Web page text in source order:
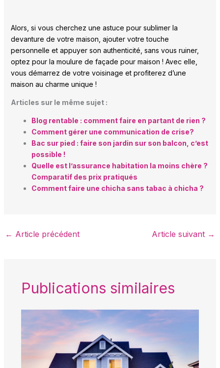
Alors, si vous cherchez une astuce pour sublimer la
devanture de votre maison, ajouter votre touche
personnelle et appuyer son authenticité, sans vous ruiner,
optez pour la moulure de façade pour maison ! Avec elle,
vous démarrez de votre voisinage et profiterez d’une
maison au charme unique !
Articles sur le même sujet :
Blog rentable : comment faire en partant de rien ?
Comment gérer une communication de crise?
Bac sur pied : faire son jardin sur son balcon, c’est
possible !
Quelle est l’assurance habitation la moins chère ?
Comparatif des prix pratiqués
Comment faire une chicha sans tabac à chicha ?
← Article précédent Article suivant →
Publications similaires